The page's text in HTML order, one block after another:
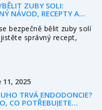
ZUBY SOLI:
NÁVOD, RECEPTY A
bezpečně bělit zuby solí
správný recept,
2025
TRVÁ ENDODONCIE?
CO POTŘEBUJETE